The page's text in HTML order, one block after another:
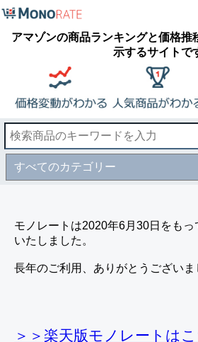
アマゾンの商品ランキングと価格推
示するサイトで
モノレートは2020年6月30日をもっ
いたしました。
長年のご利用、ありがとうございま
＞＞楽天版モノレートは